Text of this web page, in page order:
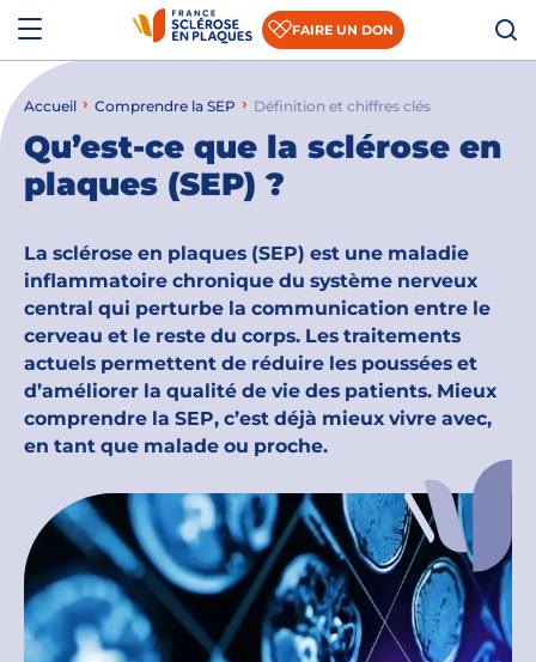
Aller au contenu
Aller à la recherche
FAIRE UN DON
Qui sommes-nous ?
Comprendre la SEP
S’informer sur la recherche
Nous rejoindre
Nous soutenir
Espace presse
Espace chercheurs
Mon compte
Accueil Comprendre la SEP Définition et chiffres clés
Qu’est-ce que la sclérose en
plaques (SEP) ?
La sclérose en plaques (SEP) est une maladie
inflammatoire chronique du système nerveux
central qui perturbe la communication entre le
cerveau et le reste du corps. Les traitements
actuels permettent de réduire les poussées et
d’améliorer la qualité de vie des patients. Mieux
comprendre la SEP, c’est déjà mieux vivre avec,
en tant que malade ou proche.